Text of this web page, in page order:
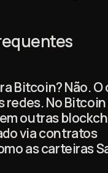
Bitcoin? Não.
redes. No
outras
via contratos
as carteiras